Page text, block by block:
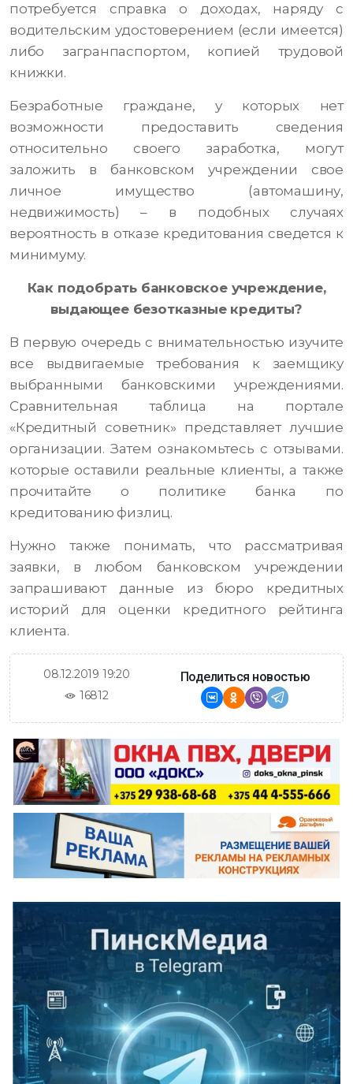
потребуется справка о доходах, наряду с
водительским удостоверением (если имеется)
либо загранпаспортом, копией трудовой
книжки.
Безработные граждане, у которых нет
возможности предоставить сведения
относительно своего заработка, могут
заложить в банковском учреждении свое
личное имущество (автомашину,
недвижимость) – в подобных случаях
вероятность в отказе кредитования сведется к
минимуму.
Как подобрать банковское учреждение,
выдающее безотказные кредиты?
В первую очередь с внимательностью изучите
все выдвигаемые требования к заемщику
выбранными банковскими учреждениями.
Сравнительная таблица на портале
«Кредитный советник» представляет лучшие
организации. Затем ознакомьтесь с отзывами.
которые оставили реальные клиенты, а также
прочитайте о политике банка по
кредитованию физлиц.
Нужно также понимать, что рассматривая
заявки, в любом банковском учреждении
запрашивают данные из бюро кредитных
историй для оценки кредитного рейтинга
клиента.
08.12.2019 19:20
16812
Поделиться новостью